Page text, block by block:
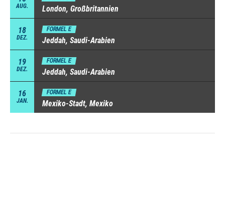
AUG. London, Großbritannien
18
DEZ.
FORMEL E
Jeddah, Saudi-Arabien
19
DEZ.
FORMEL E
Jeddah, Saudi-Arabien
16
JAN.
FORMEL E
Mexiko-Stadt, Mexiko